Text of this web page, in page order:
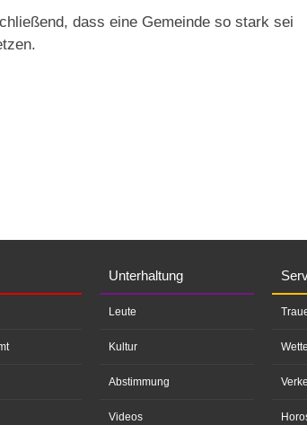
dass eine Gemeinde so stark sei
Unterhaltung
Leute
Kultur
Abstimmung
Videos